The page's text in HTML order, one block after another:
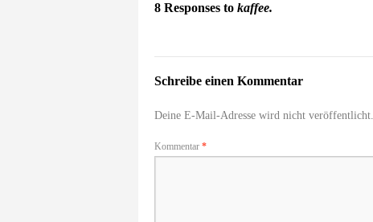
8 Responses to kaffee.
Schreibe einen Kommentar
Deine E-Mail-Adresse wird nicht veröffentlicht.
Kommentar *